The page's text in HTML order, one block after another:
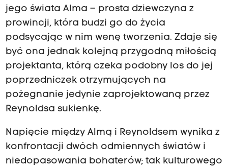
jego świata Alma – prosta dziewczyna z
prowincji, która budzi go do życia
podsycając w nim wenę tworzenia. Zdaje się
być ona jednak kolejną przygodną miłością
projektanta, którą czeka podobny los do jej
poprzedniczek otrzymujących na
pożegnanie jedynie zaprojektowaną przez
Reynoldsa sukienkę.
Napięcie między Almą i Reynoldsem wynika z
konfrontacji dwóch odmiennych światów i
niedopasowania bohaterów; tak kulturowego